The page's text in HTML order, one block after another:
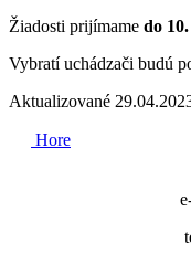
Žiadosti prijímame do
Vybratí uchádzači budú
Aktualizované
Hore